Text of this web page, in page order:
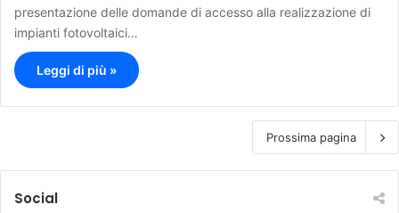
presentazione delle domande di accesso alla realizzazione di
impianti fotovoltaici…
Leggi di più »
Prossima pagina
Social